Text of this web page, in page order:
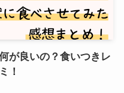
が良いの？食いつきレ
！